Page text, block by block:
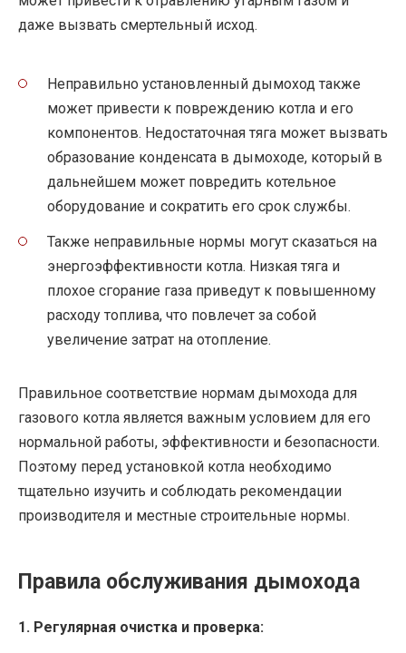
даже вызвать смертельный исход.
Неправильно установленный дымоход также
может привести к повреждению котла и его
компонентов. Недостаточная тяга может вызвать
образование конденсата в дымоходе, который в
дальнейшем может повредить котельное
оборудование и сократить его срок службы.
Также неправильные нормы могут сказаться на
энергоэффективности котла. Низкая тяга и
плохое сгорание газа приведут к повышенному
расходу топлива, что повлечет за собой
увеличение затрат на отопление.
Правильное соответствие нормам дымохода для
газового котла является важным условием для его
нормальной работы, эффективности и безопасности.
Поэтому перед установкой котла необходимо
тщательно изучить и соблюдать рекомендации
производителя и местные строительные нормы.
Правила обслуживания дымохода
1. Регулярная очистка и проверка: